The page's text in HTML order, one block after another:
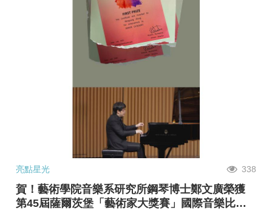
亮點星光 338
賀！藝術學院音樂系研究所鋼琴博士鄭文廣榮獲
第45屆薩爾茨堡「藝術家大獎賽」國際音樂比賽